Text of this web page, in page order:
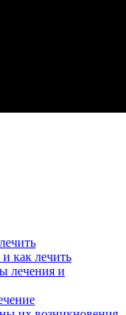
как лечить
лечения и